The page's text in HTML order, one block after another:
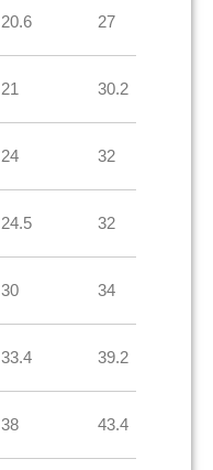
20.6 27
21 30.2
24 32
24.5 32
30 34
33.4 39.2
38 43.4